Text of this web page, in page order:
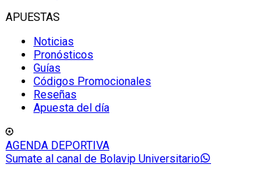
APUESTAS
Noticias
Pronósticos
Guías
Códigos Promocionales
Reseñas
Apuesta del día
AGENDA DEPORTIVA
Sumate al canal de Bolavip Universitario